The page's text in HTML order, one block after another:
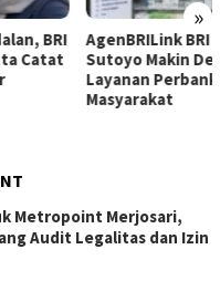
»
BRI Malang
Makin Dekatkan
Perbankan ke
Metropoint Merjosari,
Audit Legalitas dan Izin